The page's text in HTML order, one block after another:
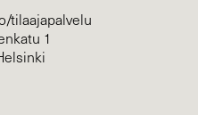
tilaajapalvelu
1